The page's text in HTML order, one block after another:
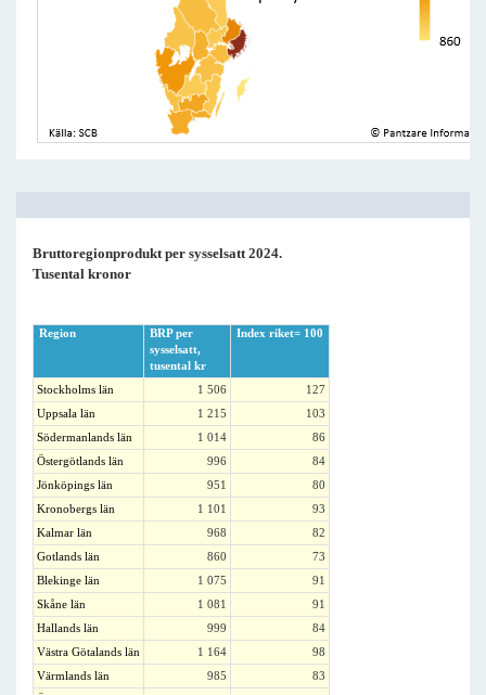
Bruttoregionprodukt per sysselsatt 2024.
Tusental kronor
Region
BRP per
sysselsatt,
tusental kr
Index riket= 100
Stockholms län 1 506
127
Uppsala län
1 215
103
Södermanlands län
1 014
86
Östergötlands län
996
84
Jönköpings län
951
80
Kronobergs län
1 101
93
Kalmar län
968
82
Gotlands län
860
73
Blekinge län
1 075
91
Skåne län
1 081
91
Hallands län
999
84
Västra Götalands län
1 164
98
Värmlands län
985
83